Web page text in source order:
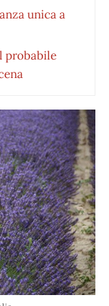
unica a
probabile